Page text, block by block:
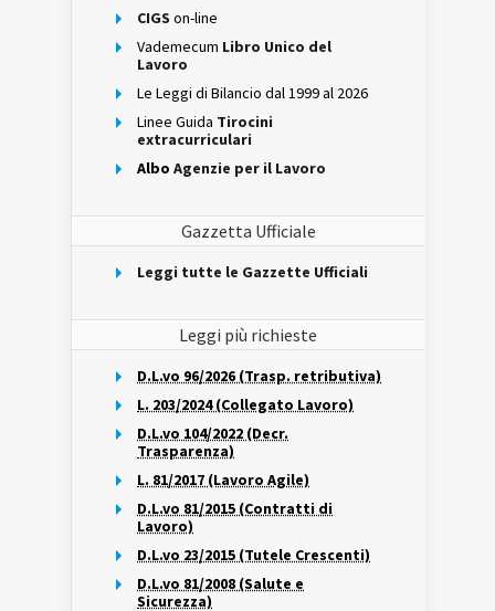
CIGS on-line
Vademecum Libro Unico del
Lavoro
Le Leggi di Bilancio dal 1999 al 2026
Linee Guida Tirocini
extracurriculari
Albo Agenzie per il Lavoro
Gazzetta Ufficiale
Leggi tutte le Gazzette Ufficiali
Leggi più richieste
D.L.vo 96/2026 (Trasp. retributiva)
L. 203/2024 (Collegato Lavoro)
D.L.vo 104/2022 (Decr.
Trasparenza)
L. 81/2017 (Lavoro Agile)
D.L.vo 81/2015 (Contratti di
Lavoro)
D.L.vo 23/2015 (Tutele Crescenti)
D.L.vo 81/2008 (Salute e
Sicurezza)